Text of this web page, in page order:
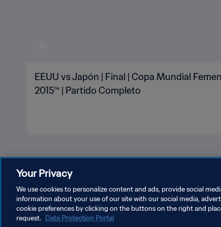
EEUU vs Japón | Final | Copa Mundial
2015™ | Partido Completo
POLÍTICA DE PRIVACIDAD TÉRMINOS DE SERVICIO
Your Privacy
We use cookies to personalize content and ads, provide social
information about your use of our site with our social media,
cookie preferences by clicking on the buttons on the right and
request. Data Protection Portal